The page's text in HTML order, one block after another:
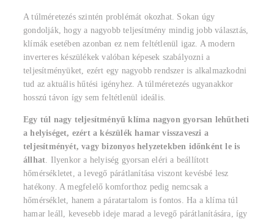
A túlméretezés szintén problémát okozhat. Sokan úgy
gondolják, hogy a nagyobb teljesítmény mindig jobb választás,
klímák esetében azonban ez nem feltétlenül igaz. A modern
inverteres készülékek valóban képesek szabályozni a
teljesítményüket, ezért egy nagyobb rendszer is alkalmazkodni
tud az aktuális hűtési igényhez. A túlméretezés ugyanakkor
hosszú távon így sem feltétlenül ideális.
Egy túl nagy teljesítményű klíma nagyon gyorsan lehűtheti
a helyiséget, ezért a készülék hamar visszaveszi a
teljesítményét, vagy bizonyos helyzetekben időnként le is
állhat. Ilyenkor a helyiség gyorsan eléri a beállított
hőmérsékletet, a levegő párátlanítása viszont kevésbé lesz
hatékony. A megfelelő komforthoz pedig nemcsak a
hőmérséklet, hanem a páratartalom is fontos. Ha a klíma túl
hamar leáll, kevesebb ideje marad a levegő párátlanítására, így